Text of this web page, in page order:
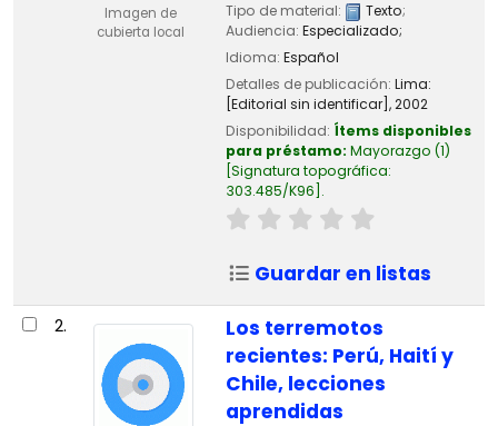
Imagen de
cubierta local
Tipo de material:
Texto;
Audiencia: Especializado;
Idioma: Español
Detalles de publicación: Lima:
[Editorial sin identificar],2002
Disponibilidad: Ítems disponibles
para préstamo: Mayorazgo (1)
Signatura topográfica:
303.485/K96 .
Guardar en listas
2.
Los terremotos
recientes: Perú, Haití y
Chile, lecciones
aprendidas